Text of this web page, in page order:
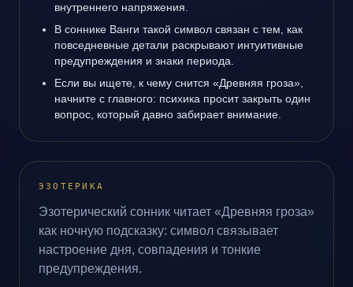
внутреннего напряжения.
В соннике Ванги такой символ связан с тем, как
повседневные детали раскрывают интуитивные
предупреждения и знаки периода.
Если вы ищете, к чему снится «Древняя гроза»,
начните с главного: психика просит закрыть один
вопрос, который давно забирает внимание.
ЭЗОТЕРИКА
Эзотерический сонник читает «Древняя гроза»
как ночную подсказку: символ связывает
настроение дня, совпадения и тонкие
предупреждения.